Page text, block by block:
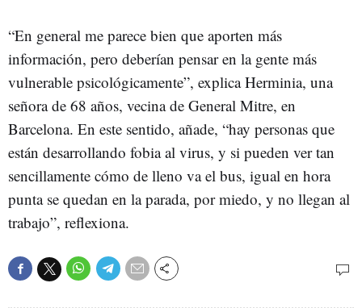
“En general me parece bien que aporten más
información, pero deberían pensar en la gente más
vulnerable psicológicamente”, explica Herminia, una
señora de 68 años, vecina de General Mitre, en
Barcelona. En este sentido, añade, “hay personas que
están desarrollando fobia al virus, y si pueden ver tan
sencillamente cómo de lleno va el bus, igual en hora
punta se quedan en la parada, por miedo, y no llegan al
trabajo”, reflexiona.